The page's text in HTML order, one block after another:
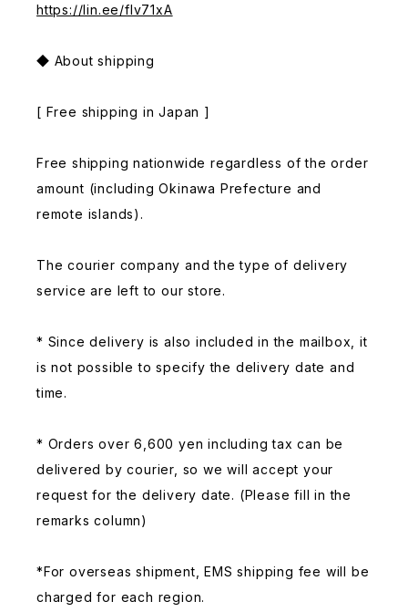
https://lin.ee/fIv71xA
◆ About shipping
[ Free shipping in Japan ]
Free shipping nationwide regardless of the order
amount (including Okinawa Prefecture and
remote islands).
The courier company and the type of delivery
service are left to our store.
* Since delivery is also included in the mailbox, it
is not possible to specify the delivery date and
time.
* Orders over 6,600 yen including tax can be
delivered by courier, so we will accept your
request for the delivery date. (Please fill in the
remarks column)
*For overseas shipment, EMS shipping fee will be
charged for each region.